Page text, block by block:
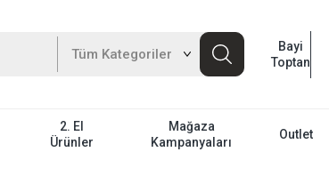
Bayi
Toptan
2. El
Ürünler
Mağaza
Kampanyaları
Outlet